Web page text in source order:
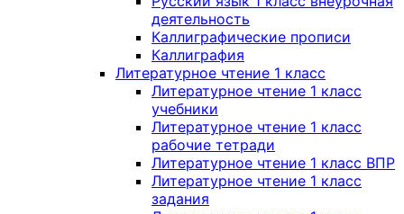
деятельность
Каллиграфические прописи
Каллиграфия
Литературное чтение 1 класс
Литературное чтение 1 класс
учебники
Литературное чтение 1 класс
рабочие тетради
Литературное чтение 1 класс ВПР
Литературное чтение 1 класс
задания